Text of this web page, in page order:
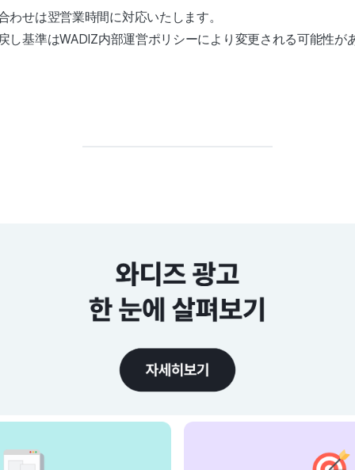
わせは翌営業時間に対応いたします。
し基準はWADIZ内部運営ポリシーにより変更される可能性が